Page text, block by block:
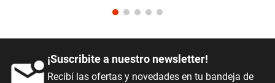
¡Suscribite a nuestro newsletter!
Recibí las ofertas y novedades en tu bandeja de